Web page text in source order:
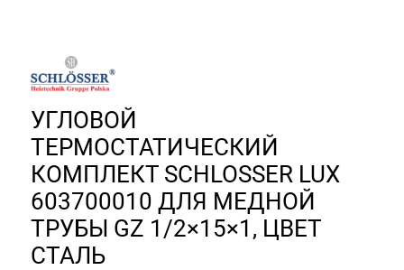
УГЛОВОЙ
ТЕРМОСТАТИЧЕСКИЙ
КОМПЛЕКТ SCHLOSSER LUX
603700010 ДЛЯ МЕДНОЙ
ТРУБЫ GZ 1/2×15×1, ЦВЕТ
СТАЛЬ